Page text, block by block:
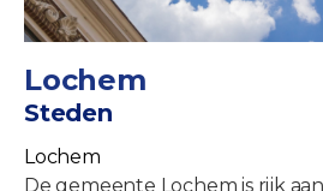
Lochem
Steden
Lochem
De gemeente Lochem is rijk